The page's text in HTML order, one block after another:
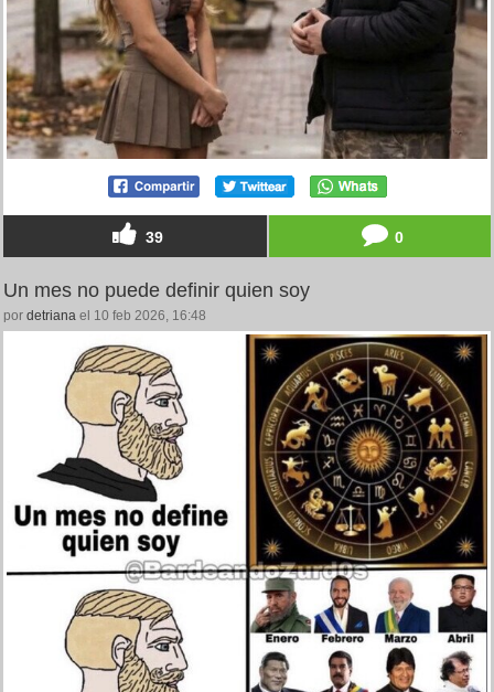
39 0
Un mes no puede definir quien soy
por detriana el 10 feb 2026, 16:48